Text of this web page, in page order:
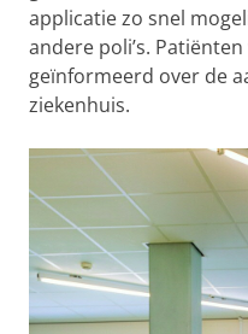
applicatie zo snel
andere poli’s.
geïnformeerd over de
ziekenhuis.